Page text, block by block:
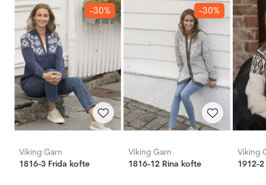
-30%
Viking Garn
1816-3 Frida kofte
-30%
Viking Garn
1816-12 Rina kofte
Viking
1912-